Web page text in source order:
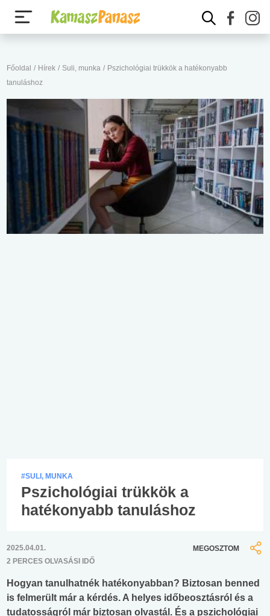
Főoldal / Hírek / Suli, munka / Pszichológiai trükkök a hatékonyabb
tanuláshoz
#SULI, MUNKA
Pszichológiai trükkök a
hatékonyabb tanuláshoz
2025.04.01.
2 PERCES OLVASÁSI IDŐ
MEGOSZTOM
Hogyan tanulhatnék hatékonyabban? Biztosan benned
is felmerült már a kérdés. A helyes időbeosztásról és a
tudatosságról már biztosan olvastál. És a pszichológiai